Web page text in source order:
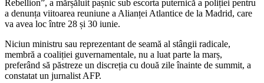
Rebellion”, a mărșăluit pașnic sub escorta puternică a poliției pentru
a denunța viitoarea reuniune a Alianței Atlantice de la Madrid, care
va avea loc între 28 și 30 iunie.
Niciun ministru sau reprezentant de seamă al stângii radicale,
membră a coaliției guvernamentale, nu a luat parte la marș,
preferând să păstreze un discreția cu două zile înainte de summit, a
constatat un jurnalist AFP.